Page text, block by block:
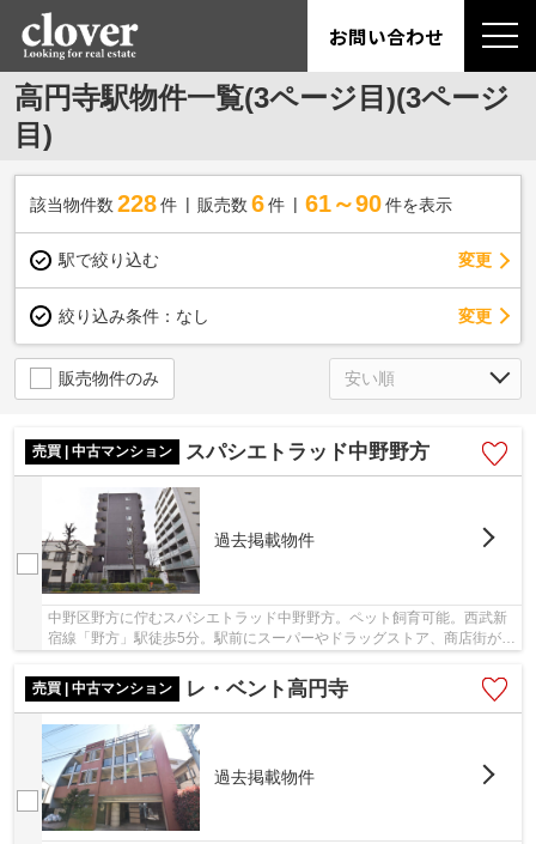
お問い合わせ
高円寺駅物件一覧(3ページ目)(3ページ
目)
該当物件数 228件 販売数 6 件 61～90 件を表示
駅で絞り込む 変更
絞り込み条件： なし 変更
販売物件のみ
売買 | 中古マンション スパシエトラッド中野野方
過去掲載物件
中野区野方に佇むスパシエトラッド中野野方。ペット飼育可能。西武新
宿線「野方」駅徒歩5分。駅前にスーパーやドラッグストア、商店街があ
売買 | 中古マンション
レ・ベント高円寺
過去掲載物件